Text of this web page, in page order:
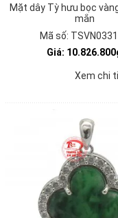
Mặt dây Tỳ hưu bọc
mắn
Mã số:
Giá:
Xem chi